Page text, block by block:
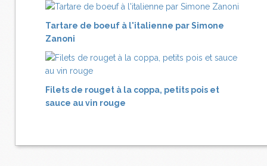
Tartare de boeuf à l'italienne par Simone
Zanoni
Filets de rouget à la coppa, petits pois et
sauce au vin rouge